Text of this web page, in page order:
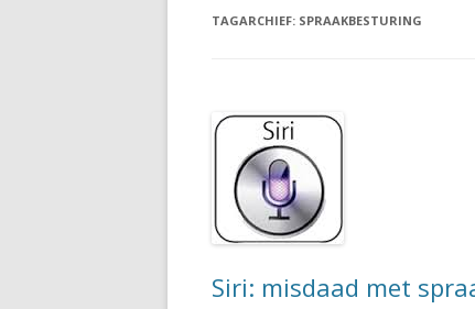
TAGARCHIEF: SPRAAKBESTURING
Siri: misdaad met